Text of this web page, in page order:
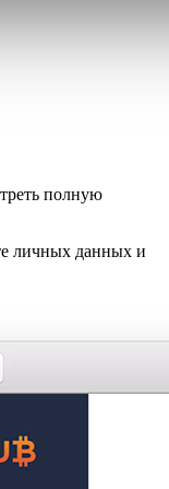
полную
личных данных и